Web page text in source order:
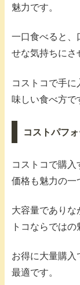
魅力です。
一口食べると、
せな気持ちにさ
コストコで手
味しい食べ方で
コストパフ
コストコで購入
価格も魅力の一
大容量でありな
トコならではの
お得に大量購入
最適です。